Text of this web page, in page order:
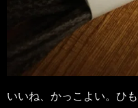
いいね、かっこよい。ひ